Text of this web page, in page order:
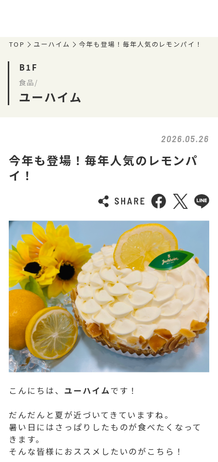
TOP ユーハイム 今年も登場！毎年人気のレモンパイ！
B1F
食品/
ユーハイム
2026.05.26
今年も登場！毎年人気のレモンパ
イ！
こんにちは、 ユーハイムです！
だんだんと夏が近づいてきていますね。
暑い日にはさっぱりしたものが食べたくなって
きます。
そんな皆様におススメしたいのがこちら！